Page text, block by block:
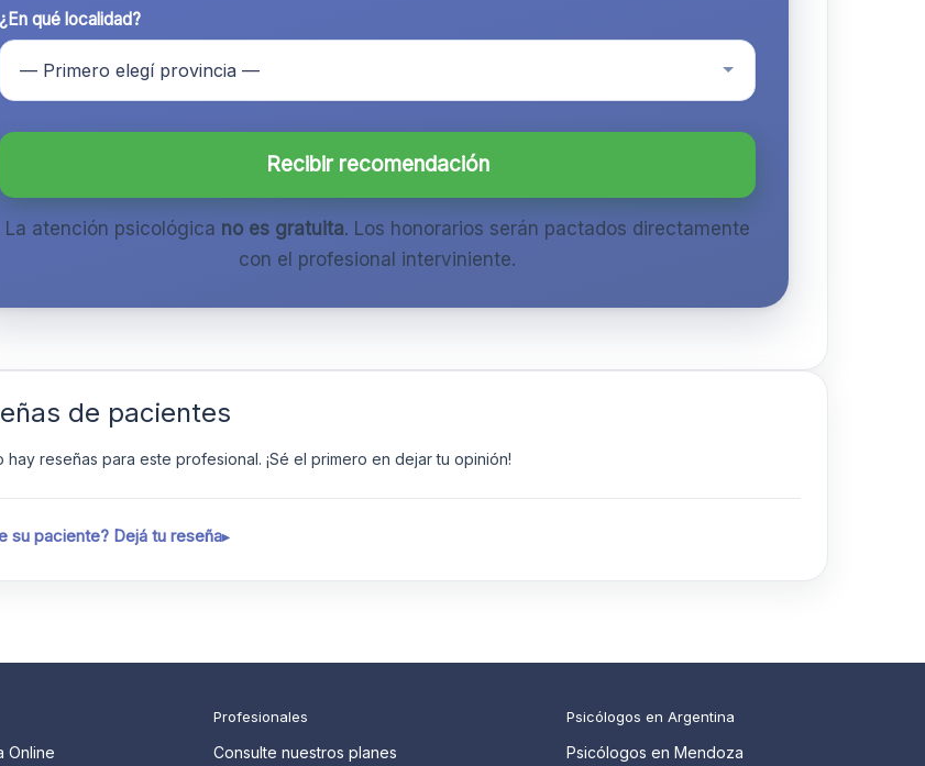
¿En qué localidad?
Recibir recomendación
La atención psicológica no es gratuita. Los honorarios serán pactados directamente
con el profesional interviniente.
de pacientes
hay reseñas para este profesional. ¡Sé el primero en dejar tu opinión!
su paciente? Dejá tu reseña
Online
Profesionales
Consulte nuestros planes
Psicólogos en Argentina
Psicólogos en Mendoza